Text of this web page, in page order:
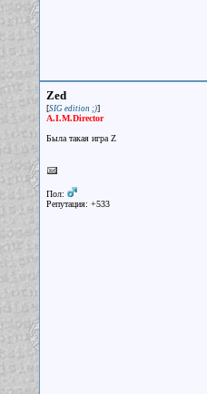
Zed
[SIG edition ;)]
A.I.M.Director
Была такая игра Z
Пол:
Репутация: +533